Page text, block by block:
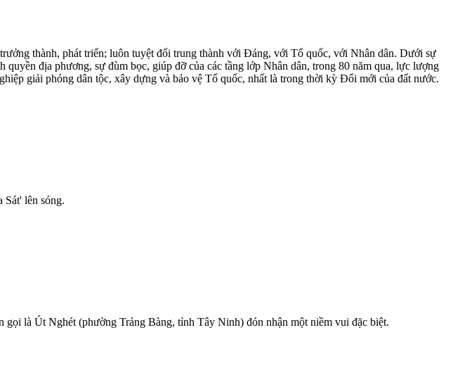
thành, phát triển; luôn tuyệt đối trung thành với Đảng, với Tổ quốc, với Nhân dân. Dưới sự
địa phương, sự đùm bọc, giúp đỡ của các tầng lớp Nhân dân, trong 80 năm qua, lực lượng
giải phóng dân tộc, xây dựng và bảo vệ Tổ quốc, nhất là trong thời kỳ Đổi mới của đất nước.
lên sóng.
là Út Nghét (phường Trảng Bàng, tỉnh Tây Ninh) đón nhận một niềm vui đặc biệt.